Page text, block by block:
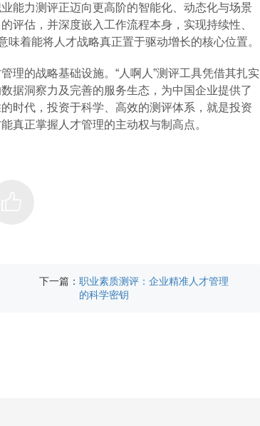
能力测评正迈向更高阶的智能化、动态化与场景
评估，并深度嵌入工作流程本身，实现持续性、
味着能将人才战略真正置于驱动增长的核心位置。
理的战略基础设施。“人啊人”测评工具凭借其扎实
据洞察力及完善的服务生态，为中国企业提供了
时代，投资于科学、高效的测评体系，就是投资
真正掌握人才管理的主动权与制高点。
下一篇： 职业素质测评：企业精准人才管理
的科学密钥